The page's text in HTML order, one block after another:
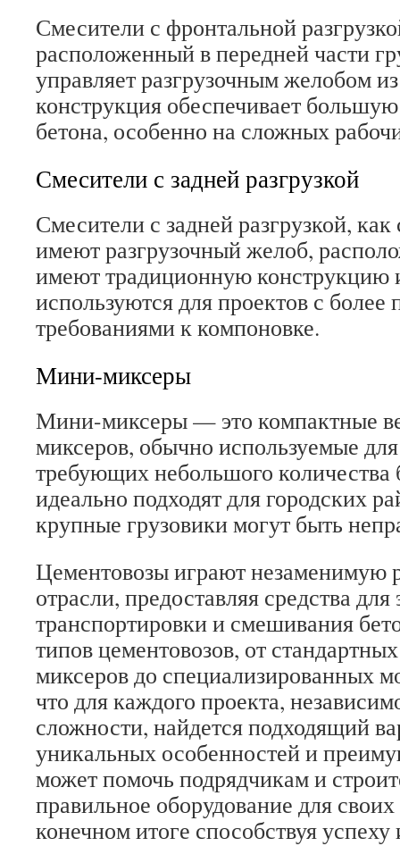
Смесители с фронтальной
расположенный в передней части
управляет разгрузочным желобом
конструкция обеспечивает
бетона, особенно на сложных
Смесители с задней разгрузкой
Смесители с задней разгрузкой, как
имеют разгрузочный желоб,
имеют традиционную конструкцию
используются для проектов с
требованиями к компоновке.
Мини-миксеры
Мини-миксеры — это компактные
миксеров, обычно используемые
требующих небольшого количества
идеально подходят для городских
крупные грузовики могут быть
Цементовозы играют незаменимую
отрасли, предоставляя средства
транспортировки и смешивания
типов цементовозов, от
миксеров до специализированных
что для каждого проекта,
сложности, найдется подходящий
уникальных особенностей и
может помочь подрядчикам и
правильное оборудование для
конечном итоге способствуя успеху